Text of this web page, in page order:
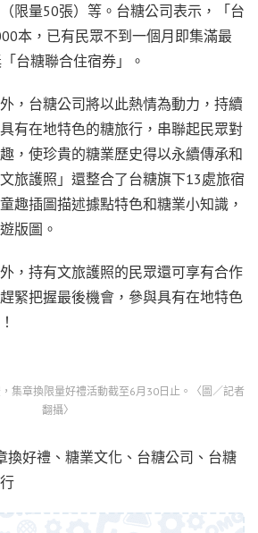
限量50張）等。台糖公司表示，「台
本，已有民眾不到一個月即集滿最
台糖聯合住宿券」。
，台糖公司將以此熱情為動力，持續
有在地特色的糖旅行，串聯起民眾對
，使珍貴的糖業歷史得以永續傳承和
旅護照」還整合了台糖旗下13處旅宿
趣插圖描述據點特色和糖業小知識，
版圖。
，持有文旅護照的民眾還可享有合作
緊把握最後機會，參與具有在地特色
，集章換限量好禮活動截至6月30日止。〈圖／記者
翻攝〉
換好禮、糖業文化、台糖公司、台糖